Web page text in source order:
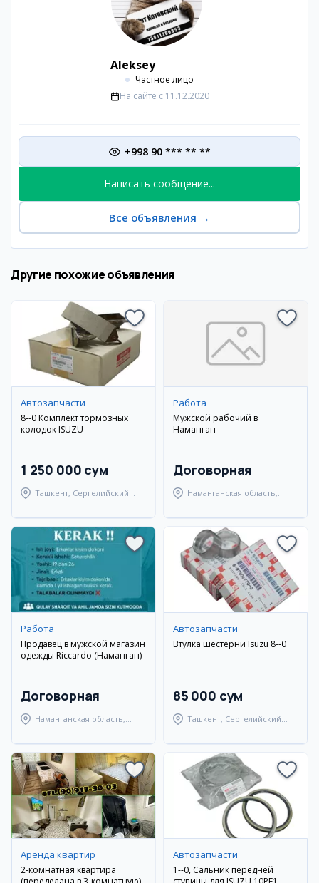
Aleksey
Частное лицо
На сайте с 11.12.2020
+998 90 *** ** **
Написать сообщение...
Все объявления →
Другие похожие объявления
Автозапчасти
8--0 Комплект тормозных
колодок ISUZU
1 250 000 сум
Ташкент, Сергелийский
Работа
Мужской рабочий в
Наманган
Договорная
Наманганская область,
Работа
Продавец в мужской магазин
одежды Riccardo (Наманган)
Договорная
Наманганская область,
Автозапчасти
Втулка шестерни Isuzu 8--0
85 000 сум
Ташкент, Сергелийский
Аренда квартир
2-комнатная квартира
Автозапчасти
1--0, Сальник передней